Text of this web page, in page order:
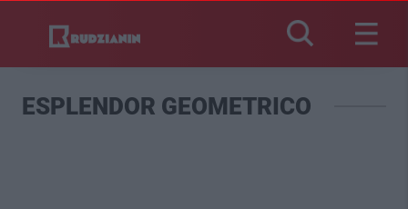
ESPLENDOR GEOMETRICO